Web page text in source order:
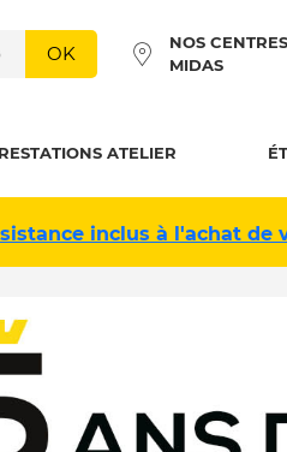
OK
NOS CENTRES
MIDAS
ATELIER
inclus à l'achat de